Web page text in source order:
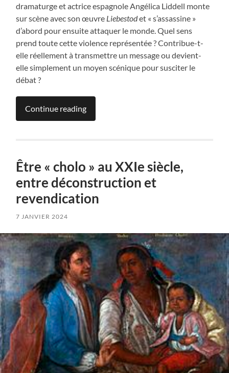
dramaturge et actrice espagnole Angélica Liddell monte
sur scène avec son œuvre Liebestodet « s’assassine »
d’abord pour ensuite attaquer le monde. Quel sens
prend toute cette violence représentée ? Contribue-t-
elle réellement à transmettre un message ou devient-
elle simplement un moyen scénique pour susciter le
débat ?
Continue reading
Être « cholo » au XXIe siècle,
entre déconstruction et
revendication
7 JANVIER 2024